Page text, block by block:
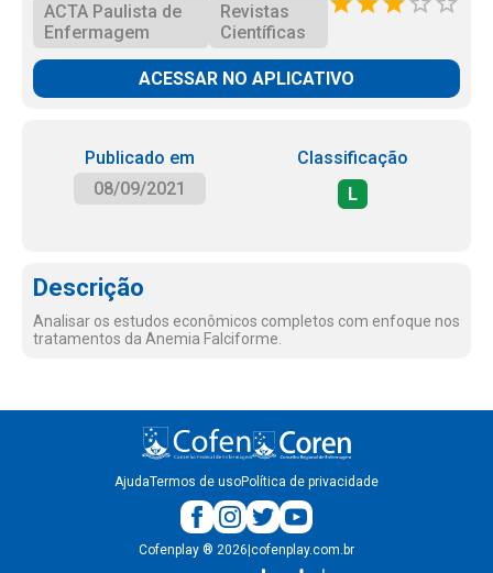
ACTA Paulista de
Enfermagem
Revistas
Científicas
ACESSAR NO APLICATIVO
Publicado em
08/09/2021
Classificação
L
Descrição
Analisar os estudos econômicos completos com enfoque nos
tratamentos da Anemia Falciforme.
AjudaTermos de usoPolítica de privacidade
Cofenplay ® 2026 cofenplay.com.br